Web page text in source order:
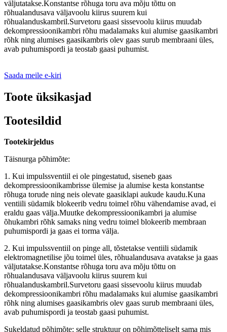
väljutatakse.Konstantse rõhuga toru ava mõju tõttu on
rõhualandusava väljavoolu kiirus suurem kui
rõhualanduskambril.Survetoru gaasi sissevoolu kiirus muudab
dekompressioonikambri rõhu madalamaks kui alumise gaasikambri
rõhk ning alumises gaasikambris olev gaas surub membraani üles,
avab puhumispordi ja teostab gaasi puhumist.
Saada meile e-kiri
Toote üksikasjad
Tootesildid
Tootekirjeldus
Täisnurga põhimõte:
1. Kui impulssventiil ei ole pingestatud, siseneb gaas
dekompressioonikambrisse ülemise ja alumise kesta konstantse
rõhuga torude ning neis olevate gaasiklapi aukude kaudu.Kuna
ventiili südamik blokeerib vedru toimel rõhu vähendamise avad, ei
eraldu gaas välja.Muutke dekompressioonikambri ja alumise
õhukambri rõhk samaks ning vedru toimel blokeerib membraan
puhumispordi ja gaas ei torma välja.
2. Kui impulssventiil on pinge all, tõstetakse ventiili südamik
elektromagnetilise jõu toimel üles, rõhualandusava avatakse ja gaas
väljutatakse.Konstantse rõhuga toru ava mõju tõttu on
rõhualandusava väljavoolu kiirus suurem kui
rõhualanduskambril.Survetoru gaasi sissevoolu kiirus muudab
dekompressioonikambri rõhu madalamaks kui alumise gaasikambri
rõhk ning alumises gaasikambris olev gaas surub membraani üles,
avab puhumispordi ja teostab gaasi puhumist.
Sukeldatud põhimõte: selle struktuur on põhimõtteliselt sama mis